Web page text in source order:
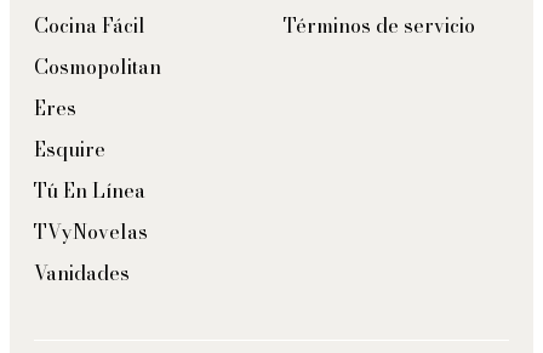
Cocina Fácil
Cosmopolitan
Eres
Esquire
Tú En Línea
TVyNovelas
Vanidades
Términos de servicio